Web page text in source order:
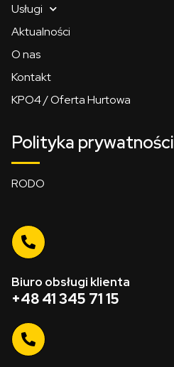
Usługi
Aktualności
O nas
Kontakt
KPO4 / Oferta Hurtowa
Polityka prywatności
RODO
Biuro obsługi klienta
+48 41 345 71 15